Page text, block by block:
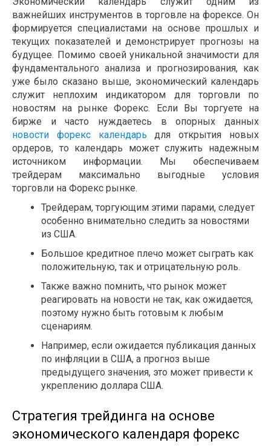
важнейших инструментов в торговле на форексе. Он
формируется специалистами на основе прошлых и
текущих показателей и демонстрирует прогнозы на
будущее. Помимо своей уникальной значимости для
фундаментального анализа и прогнозирования, как
уже было сказано выше, экономический календарь
служит неплохим индикатором для торговли по
новостям на рынке Форекс. Если Вы торгуете на
бирже и часто нуждаетесь в опорных данных
новости форекс календарь для открытия новых
ордеров, то календарь может служить надежным
источником информации. Мы обеспечиваем
трейдерам максимально выгодные условия
торговли на Форекс рынке.
Трейдерам, торгующим этими парами, следует
особенно внимательно следить за новостями
из США.
Большое кредитное плечо может сыграть как
положительную, так и отрицательную роль.
Также важно помнить, что рынок может
реагировать на новости не так, как ожидается,
поэтому нужно быть готовым к любым
сценариям.
Например, если ожидается публикация данных
по инфляции в США, а прогноз выше
предыдущего значения, это может привести к
укреплению доллара США.
Стратегия трейдинга на основе
экономического календаря форекс